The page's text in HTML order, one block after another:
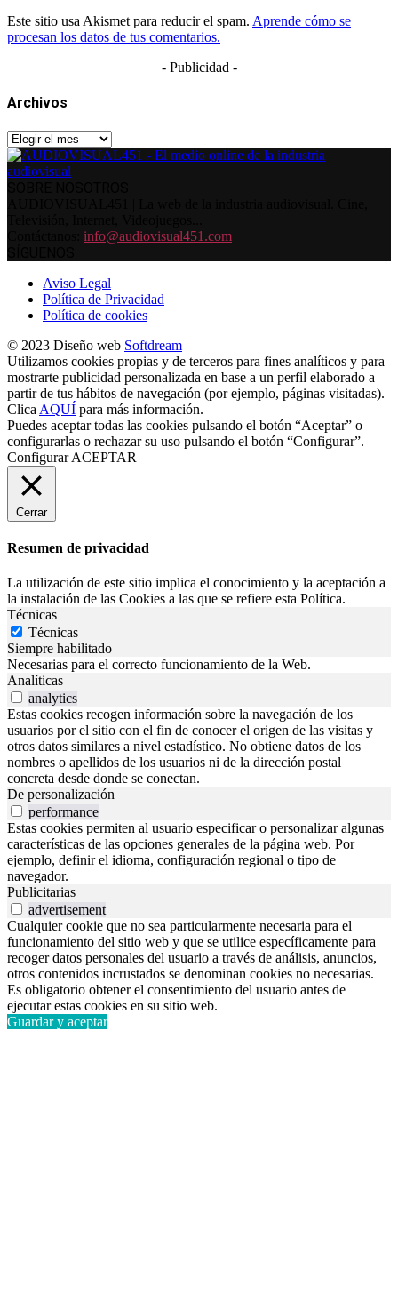
Este sitio usa Akismet para reducir el spam. Aprende cómo se
procesan los datos de tus comentarios.
- Publicidad -
Archivos
Archivos
info@audiovisual451.com
Aviso Legal
Política de Privacidad
Política de cookies
© 2023 Diseño web Softdream
Utilizamos cookies propias y de terceros para fines analíticos y para
mostrarte publicidad personalizada en base a un perfil elaborado a
partir de tus hábitos de navegación (por ejemplo, páginas visitadas).
Clica AQUÍ para más información.
Puedes aceptar todas las cookies pulsando el botón “Aceptar” o
configurarlas o rechazar su uso pulsando el botón “Configurar”.
Configurar ACEPTAR
Cerrar
Resumen de privacidad
La utilización de este sitio implica el conocimiento y la aceptación a
la instalación de las Cookies a las que se refiere esta Política.
Técnicas
Técnicas
Siempre habilitado
Necesarias para el correcto funcionamiento de la Web.
Analíticas
analytics
Estas cookies recogen información sobre la navegación de los
usuarios por el sitio con el fin de conocer el origen de las visitas y
otros datos similares a nivel estadístico. No obtiene datos de los
nombres o apellidos de los usuarios ni de la dirección postal
concreta desde donde se conectan.
De personalización
performance
Estas cookies permiten al usuario especificar o personalizar algunas
características de las opciones generales de la página web. Por
ejemplo, definir el idioma, configuración regional o tipo de
navegador.
Publicitarias
advertisement
Cualquier cookie que no sea particularmente necesaria para el
funcionamiento del sitio web y que se utilice específicamente para
recoger datos personales del usuario a través de análisis, anuncios,
otros contenidos incrustados se denominan cookies no necesarias.
Es obligatorio obtener el consentimiento del usuario antes de
ejecutar estas cookies en su sitio web.
Guardar y aceptar